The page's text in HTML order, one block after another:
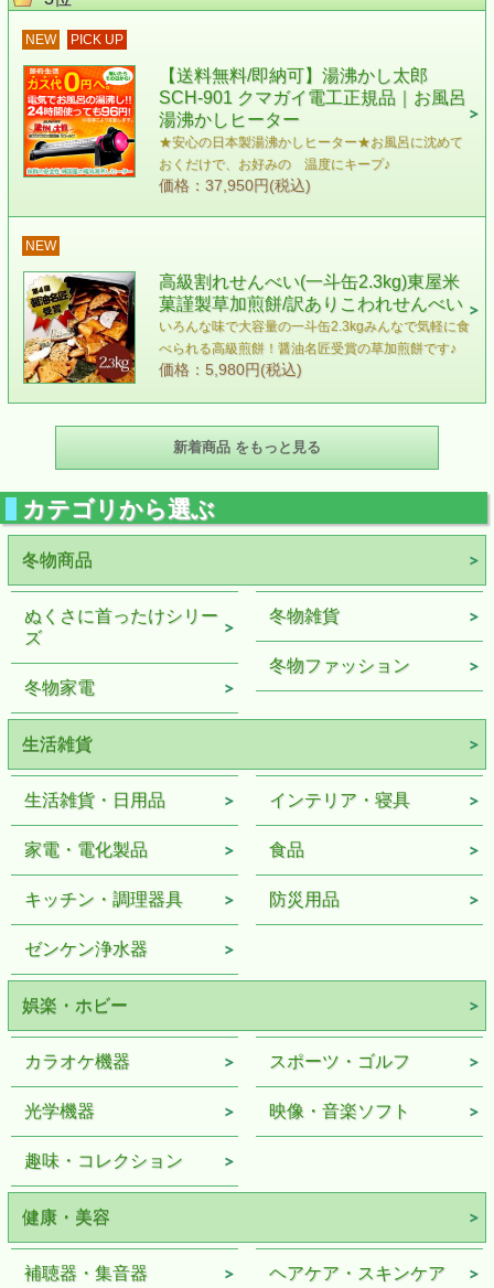
NEW PICK UP
【送料無料/即納可】湯沸かし太郎
SCH-901 クマガイ電工正規品｜お風呂
湯沸かしヒーター
★安心の日本製湯沸かしヒーター★お風呂に沈めて
おくだけで、お好みの 温度にキープ♪
価格：37,950円(税込)
NEW
高級割れせんべい(一斗缶2.3kg)東屋米
菓謹製草加煎餅/訳ありこわれせんべい
いろんな味で大容量の一斗缶2.3kgみんなで気軽に食
べられる高級煎餅！醤油名匠受賞の草加煎餅です♪
価格：5,980円(税込)
新着商品 をもっと見る
カテゴリから選ぶ
冬物商品
ぬくさに首ったけシリー
ズ
冬物家電
冬物雑貨
冬物ファッション
生活雑貨
生活雑貨・日用品
家電・電化製品
キッチン・調理器具
ゼンケン浄水器
インテリア・寝具
食品
防災用品
娯楽・ホビー
カラオケ機器
光学機器
趣味・コレクション
スポーツ・ゴルフ
映像・音楽ソフト
健康・美容
補聴器・集音器 ヘアケア・スキンケア